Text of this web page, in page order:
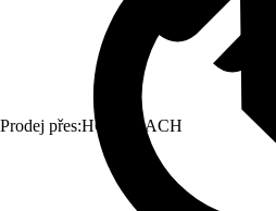
Prodej přes:HORNBACH